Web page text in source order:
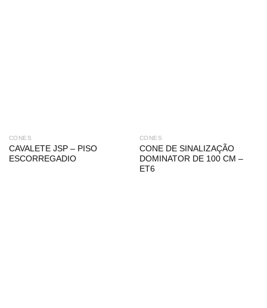
CONES
CAVALETE JSP – PISO
ESCORREGADIO
CONES
CONE DE SINALIZAÇÃO
DOMINATOR DE 100 CM –
ET6